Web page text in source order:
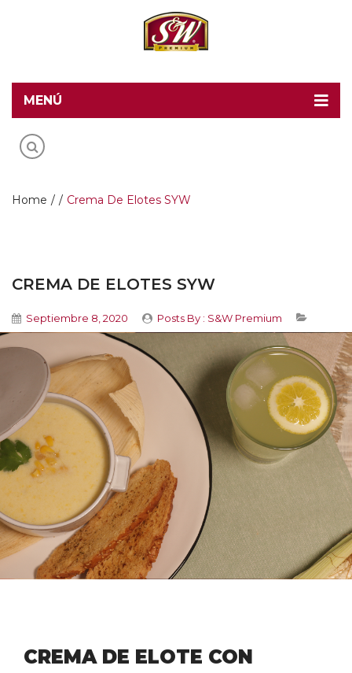
MENÚ
Home
Productos
Contacto
Blog
Home / / Crema De Elotes SYW
CREMA DE ELOTES SYW
Septiembre 8, 2020 Posts By : S&W Premium
CREMA DE ELOTE CON